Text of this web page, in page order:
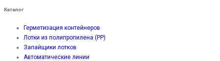
Каталог
Герметизация контейнеров
Лотки из полипропилена (PP)
Запайщики лотков
Автоматические линии